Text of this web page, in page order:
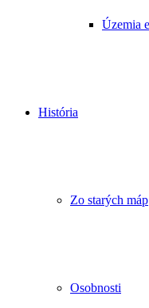
Územia
História
Zo starých máp
Osobnosti